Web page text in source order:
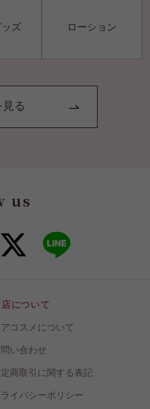
ズ ローション
る
us
について
コスメについて
い合わせ
商取引に関する表記
イバシーポリシー